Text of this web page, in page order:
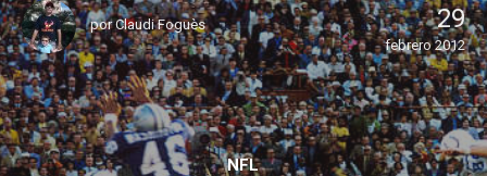
porClaudi Foguès 29
febrero 2012
NFL